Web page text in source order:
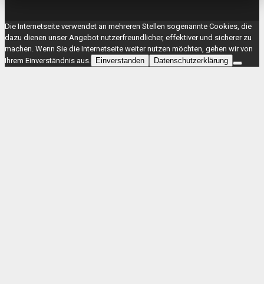
Die Internetseite verwendet an mehreren Stellen sogenannte Cookies, die
dazu dienen unser Angebot nutzerfreundlicher, effektiver und sicherer zu
machen. Wenn Sie die Internetseite weiter nutzen möchten, gehen wir von
Ihrem Einverständnis aus.
Einverstanden Datenschutzerklärung